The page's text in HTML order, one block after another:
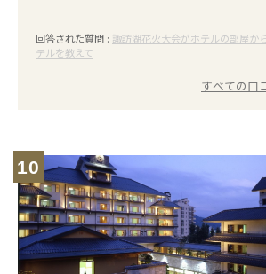
回答された質問 : 諏訪湖花火大会がホテルの部屋か
テルを教えて
すべての口
10